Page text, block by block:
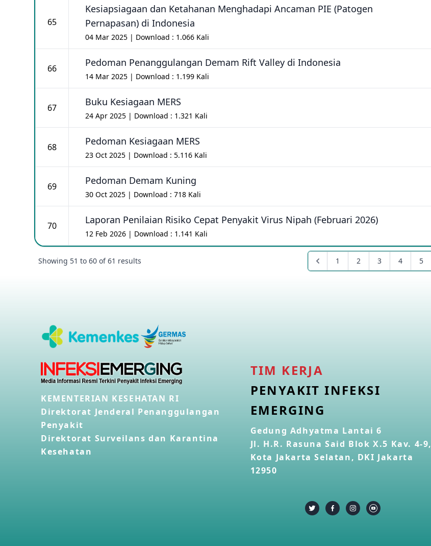
65
Kesiapsiagaan dan Ketahanan Menghadapi Ancaman PIE (Patogen
Pernapasan) di Indonesia
04 Mar 2025 | Download : 1.066 Kali
66 Pedoman Penanggulangan Demam Rift Valley di Indonesia
14 Mar 2025 | Download : 1.199 Kali
67 Buku Kesiagaan MERS
24 Apr 2025 | Download : 1.321 Kali
68 Pedoman Kesiagaan MERS
23 Oct 2025 | Download : 5.116 Kali
69 Pedoman Demam Kuning
30 Oct 2025 | Download : 718 Kali
70 Laporan Penilaian Risiko Cepat Penyakit Virus Nipah (Februari 2026)
12 Feb 2026 | Download : 1.141 Kali
Showing 51 to 60 of61 results 1 2 3 4 5
KEMENTERIAN KESEHATAN RI
Direktorat Jenderal Penanggulangan
Penyakit
Direktorat Surveilans dan Karantina
Kesehatan
TIM KERJA
PENYAKIT INFEKSI
EMERGING
Gedung Adhyatma Lantai 6
Jl. H.R. Rasuna Said Blok X.5 Kav. 4-9,
Kota Jakarta Selatan, DKI Jakarta
12950